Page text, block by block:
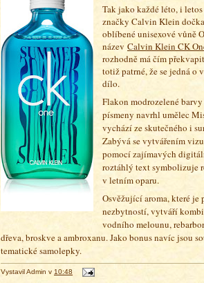
Tak jako každé léto, i
značky Calvin Klein
oblíbené unisexové vůně
název Calvin Klein CK
rozhodně má čím
totiž patrné, že se jedná
dílo.
Flakon modrozelené
písmeny navrhl umělec
vychází ze skutečného i
Zabývá se vytvářením
pomocí zajímavých
roztáhlý text symbolizuje
v letním oparu.
Osvěžující aroma, které je
nezbytností, vytváří
vodního melounu,
dřeva, broskve a ambroxanu. Jako bonus navíc jsou
tematické samolepky.
VystavilAdmin v 10:48